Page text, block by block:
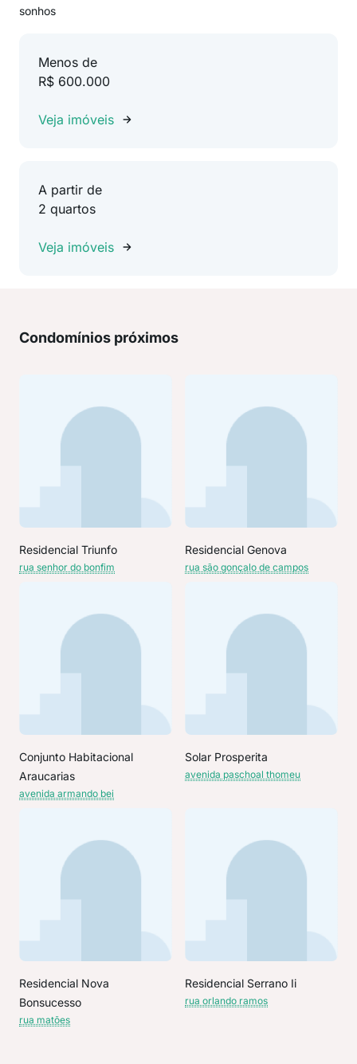
sonhos
Menos de
R$ 600.000
Veja imóveis
A partir de
2 quartos
Veja imóveis
Condomínios próximos
Residencial Triunfo
rua senhor do bonfim
Residencial Genova
rua são gonçalo de campos
Conjunto Habitacional
Araucarias
avenida armando bei
Solar Prosperita
avenida paschoal thomeu
Residencial Nova
Bonsucesso
rua matões
Residencial Serrano Ii
rua orlando ramos